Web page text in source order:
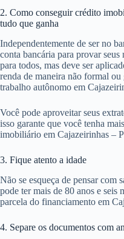
2. Como conseguir crédito
tudo que ganha
Independentemente de ser no
conta bancária para provar
para todos, mas deve ser
renda de maneira não formal
trabalho autônomo em
Você pode aproveitar seus
isso garante que você tenha
imobiliário em Cajazeirinhas –
3. Fique atento a idade
Não se esqueça de pensar com
pode ter mais de 80 anos e seis
parcela do financiamento em
4. Separe os documentos com